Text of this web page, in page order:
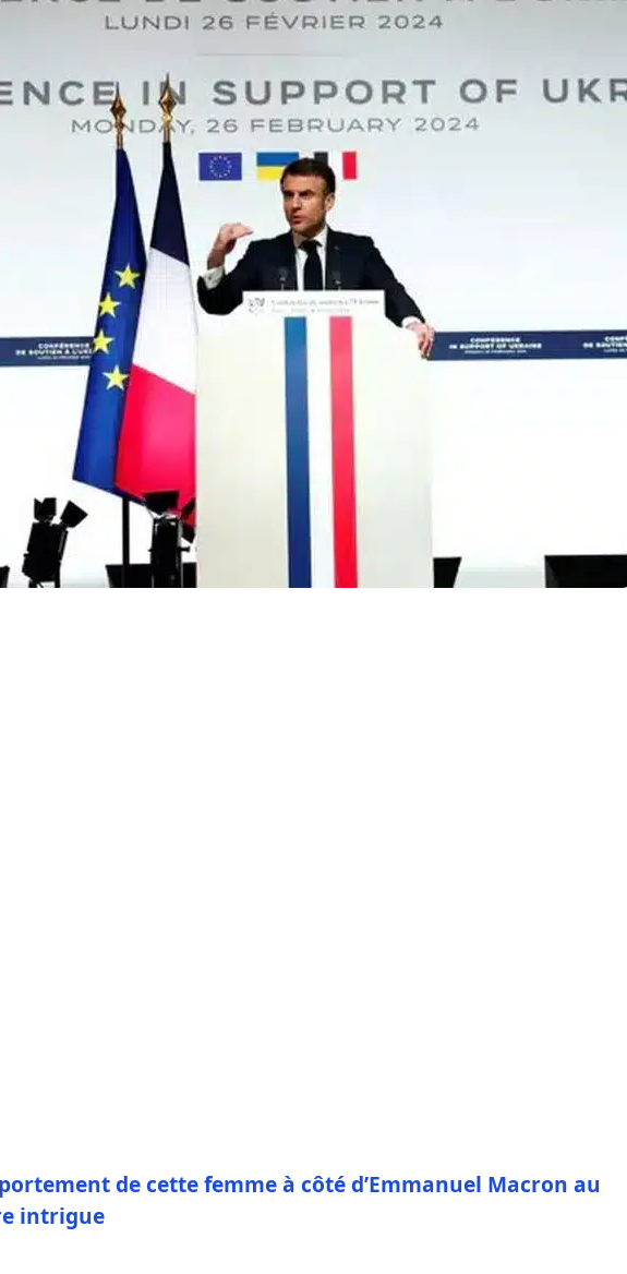
de cette femme à côté d’Emmanuel Macron au
intrigue